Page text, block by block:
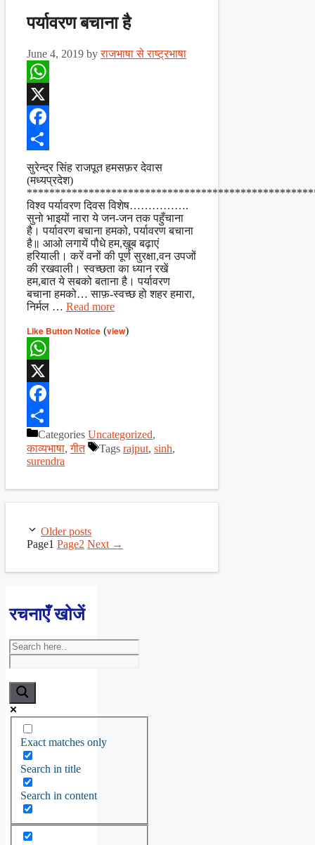
पर्यावरण बचाना है
June 4, 2019 byराजभाषा से राष्ट्रभाषा
WhatsApp
X
Facebook
Share
सुरेन्द्र सिंह राजपूत हमसफ़र देवास
(मध्यप्रदेश)
विश्व पर्यावरण दिवस विशेष…………….
सुनो भाइयों नारा ये जन-जन तक पहुँचाना
है। पर्यावरण बचाना हमको, पर्यावरण बचाना
है॥ आओ लगायें पौधे हम,ख़ूब बढ़ाएं
हरियाली। करें वनों की पूर्ण सुरक्षा,वन उपजों
की रखवाली। स्वच्छता का ध्यान रखें
हम,बात ये सबको बताना है। पर्यावरण
बचाना हमको… साफ़-स्वच्छ हो शहर हमारा,
निर्मल … Read more
Like Button Notice (view)
WhatsApp
X
Facebook
ShareCategories Uncategorized,
काव्यभाषा,गीत Tags rajput, sinh,
surendra
Older posts
Page1 Page2 Next →
रचनाएँ खोजें
Exact matches only
Search in title
Search in content